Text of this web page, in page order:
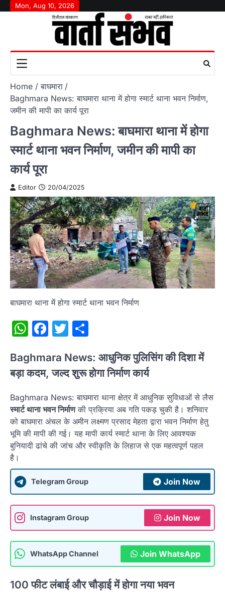
SkipMon, Aug 10, 2026
Home
बाघमारा
Baghmara News: बाघमारा थाना में होगा स्मार्ट थाना भवन निर्माण,
जमीन की मापी का कार्य पूरा
Baghmara News: बाघमारा थाना में होगा
स्मार्ट थाना भवन निर्माण, जमीन की मापी का
कार्य पूरा
Editor 20/04/2025
बाघमारा थाना में होगा स्मार्ट थाना भवन निर्माण
WhatsApp
Facebook
Twitter
Baghmara News: आधुनिक पुलिसिंग की दिशा में
बड़ा कदम, जल्द शुरू होगा निर्माण कार्य
Baghmara News: बाघमारा थाना क्षेत्र में आधुनिक सुविधाओं से लैस
स्मार्ट थाना भवन निर्माणकी प्रक्रिया अब गति पकड़ चुकी है। शनिवार
को बाघमारा अंचल के अमीन लक्ष्मण प्रसाद मेहता द्वारा भवन निर्माण हेतु
भूमि की मापी की गई। यह मापी कार्य स्मार्ट थाना के लिए आवश्यक
बुनियादी ढांचे की जांच और स्वीकृति के लिहाज से एक महत्वपूर्ण पहल
है।
Telegram Group Join Now
Instagram Group Join Now
WhatsApp Channel Join WhatsApp
100 फीट लंबाई और चौड़ाई में होगा नया भवन